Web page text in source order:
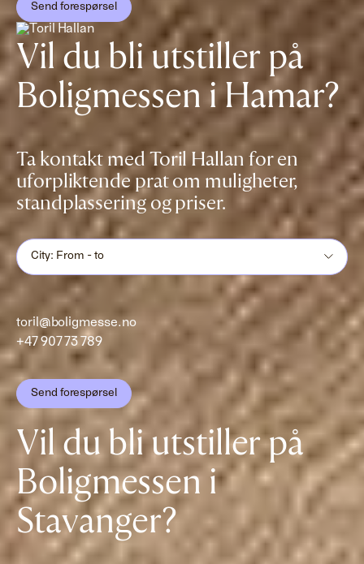
Send forespørsel
Vil du bli utstiller på
Boligmessen i Hamar?
Ta kontakt med Toril Hallan for en
uforpliktende prat om muligheter,
standplassering og priser.
City: From - to
toril@boligmesse.no
+47 907 73 789
Send forespørsel
Vil du bli utstiller på
Boligmessen i
Stavanger?